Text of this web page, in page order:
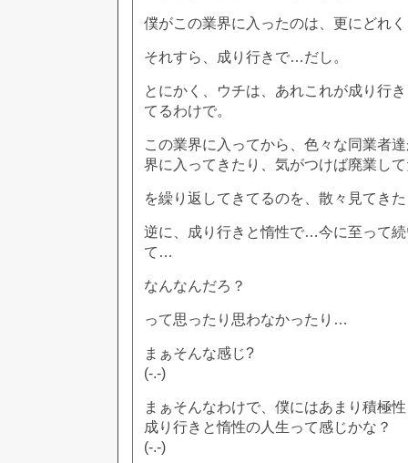
僕がこの業界に入ったのは、更にどれ
それすら、成り行きで…だし。
とにかく、ウチは、あれこれが成り行
てるわけで。
この業界に入ってから、色々な同業者
界に入ってきたり、気がつけば廃業し
を繰り返してきてるのを、散々見てき
逆に、成り行きと惰性で…今に至って
て…
なんなんだろ？
って思ったり思わなかったり…
まぁそんな感じ?
(-.-)
まぁそんなわけで、僕にはあまり積極
成り行きと惰性の人生って感じかな？
(-.-)